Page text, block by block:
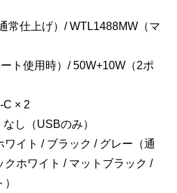
常仕上げ）/ WTL1488MW（マ
ト使用時）/ 50W+10W（2ポ
C × 2
なし（USBのみ）
ワイト / ブラック / グレー（通
ホワイト / マットブラック /